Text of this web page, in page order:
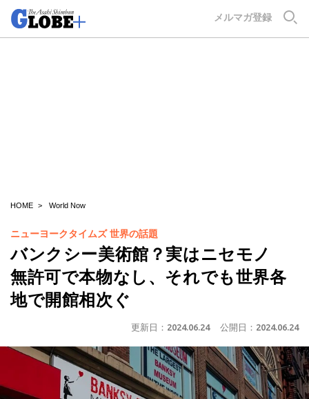
メルマガ登録
HOME World Now
ニューヨークタイムズ 世界の話題
バンクシー美術館？実はニセモノ
無許可で本物なし、それでも世界各
地で開館相次ぐ
更新日： 2024.06.24 公開日： 2024.06.24